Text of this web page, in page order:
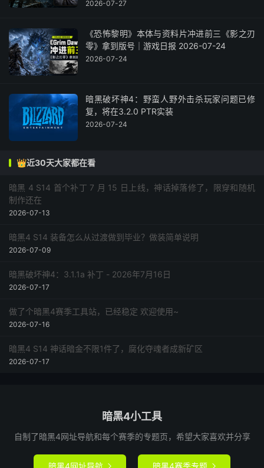
2026-07-27
《恐怖黎明》本体与资料片冲进前三《影之刃
零》拿到版号｜游戏日报 2026-07-24
2026-07-24
暗黑破坏神4：野蛮人野外击杀玩家问题已修
复，将在3.2.0 PTR实装
2026-07-24
👑近30天大家都在看
暗黑 4 S14 首个补丁 7 月 15 日上线，神话掉落修了，限穿和随机
制作还在
2026-07-13
暗黑4 S14 装备怎么从过渡做到毕业？做装简单说明
2026-07-09
暗黑破坏神4：3.1.1a 补丁 - 2026年7月16日
2026-07-17
做了个暗黑4赛季工具站，已经稳定 欢迎使用~
2026-07-16
暗黑4 S14 神话暗金不限1件了，腐化夺魂者成新矿区
2026-07-17
暗黑4小工具
自制了暗黑4网址导航和每个赛季的专题页，希望大家喜欢并分享